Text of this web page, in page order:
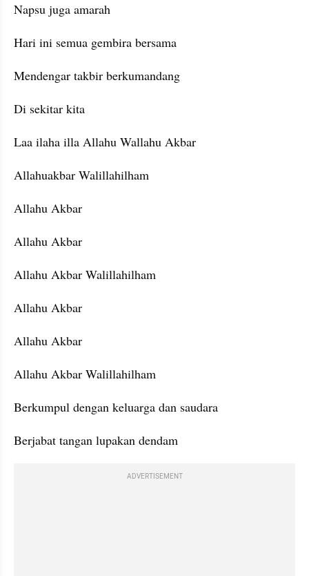
Napsu juga amarah
Hari ini semua gembira bersama
Mendengar takbir berkumandang
Di sekitar kita
Laa ilaha illa Allahu Wallahu Akbar
Allahuakbar Walillahilham
Allahu Akbar
Allahu Akbar
Allahu Akbar Walillahilham
Allahu Akbar
Allahu Akbar
Allahu Akbar Walillahilham
Berkumpul dengan keluarga dan saudara
Berjabat tangan lupakan dendam
ADVERTISEMENT